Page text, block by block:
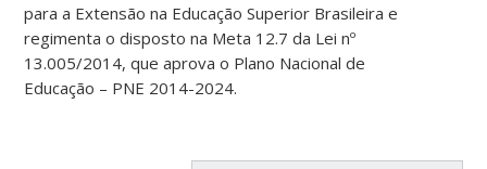
para a Extensão na Educação Superior Brasileira e
regimenta o disposto na Meta 12.7 da Lei nº
13.005/2014, que aprova o Plano Nacional de
Educação – PNE 2014-2024.